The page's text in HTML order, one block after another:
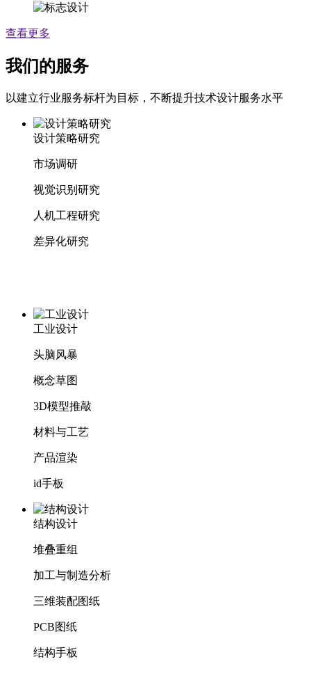
查看更多
我们的服务
以建立行业服务标杆为目标，不断提升技术设计服务水平
设计策略研究
市场调研
视觉识别研究
人机工程研究
差异化研究
工业设计
头脑风暴
概念草图
3D模型推敲
材料与工艺
产品渲染
id手板
结构设计
堆叠重组
加工与制造分析
三维装配图纸
PCB图纸
结构手板